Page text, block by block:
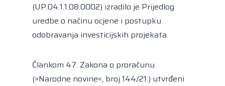
(UP.04.1.1.08.0002) izradilo je Prijedlog
uredbe o načinu ocjene i postupku
odobravanja investicijskih projekata.
Člankom 47. Zakona o proračunu
(»Narodne novine«, broj 144/21.) utvrđeni